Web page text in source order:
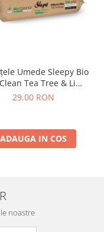
Umede Sleepy Bio
Tea Tree & Lime
50 Buc
29,00 RON
ADAUGA IN COS
noastre